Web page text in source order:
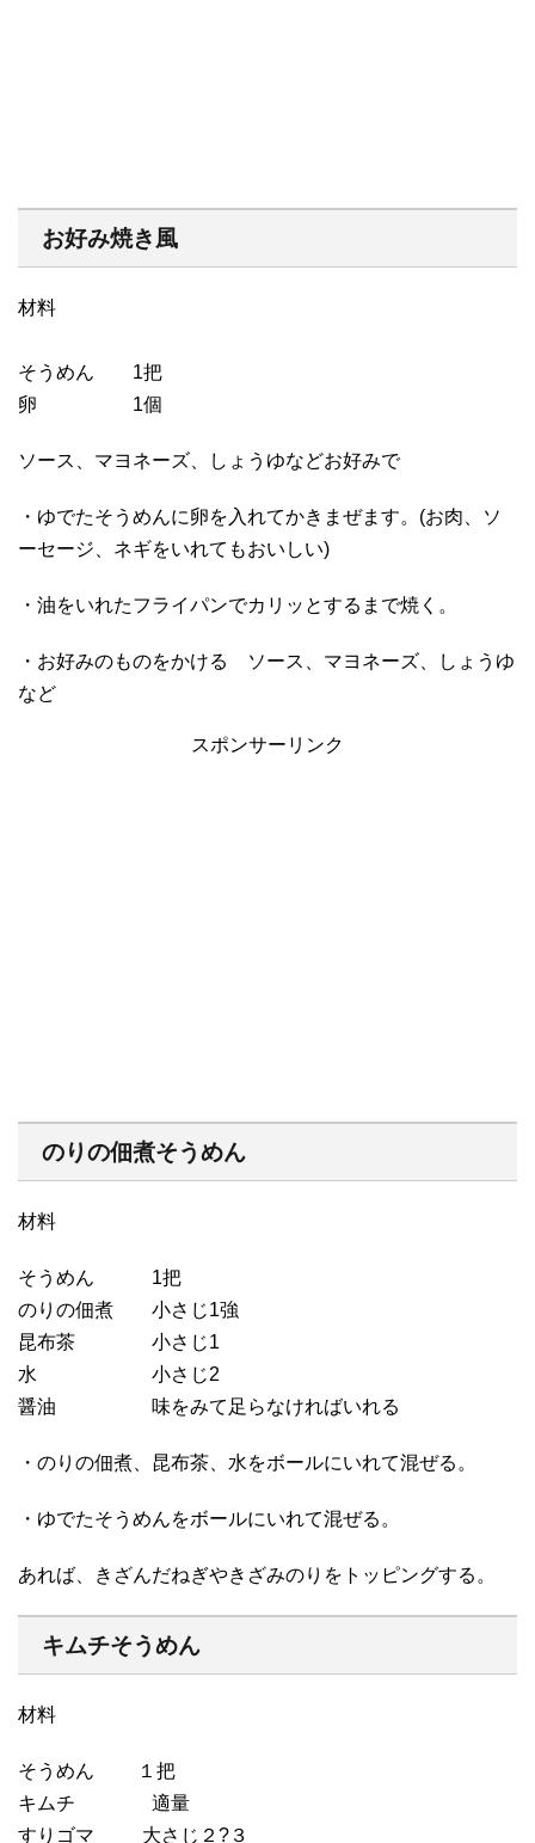
お好み焼き風
材料
そうめん 1把
卵 1個
ソース、マヨネーズ、しょうゆなどお好みで
・ゆでたそうめんに卵を入れてかきまぜます。(お肉、ソ
ーセージ、ネギをいれてもおいしい)
・油をいれたフライパンでカリッとするまで焼く。
・お好みのものをかける ソース、マヨネーズ、しょうゆ
など
スポンサーリンク
のりの佃煮そうめん
材料
そうめん 1把
のりの佃煮 小さじ1強
昆布茶 小さじ1
水 小さじ2
醤油 味をみて足らなければいれる
・のりの佃煮、昆布茶、水をボールにいれて混ぜる。
・ゆでたそうめんをボールにいれて混ぜる。
あれば、きざんだねぎやきざみのりをトッピングする。
キムチそうめん
材料
そうめん １把
キムチ 適量
すりゴマ 大さじ２?３